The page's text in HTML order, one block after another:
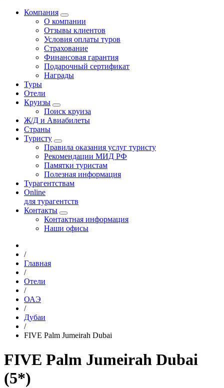
Компания
О компании
Отзывы клиентов
Условия оплаты туров
Страхование
Финансовая гарантия
Подарочный сертификат
Награды
Туры
Отели
Круизы
Поиск круиза
Ж/Д и Авиабилеты
Страны
Туристу
Правила оказания услуг туристу
Рекомендации МИД РФ
Памятки туристам
Полезная информация
Турагентствам
Online
для турагентств
Контакты
Контактная информация
Наши офисы
/
Главная
/
Отели
/
ОАЭ
/
Дубаи
/
FIVE Palm Jumeirah Dubai
FIVE Palm Jumeirah Dubai
(5*)